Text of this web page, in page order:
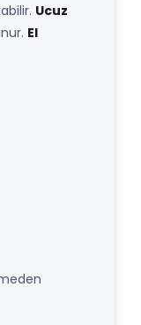
Ucuz
El